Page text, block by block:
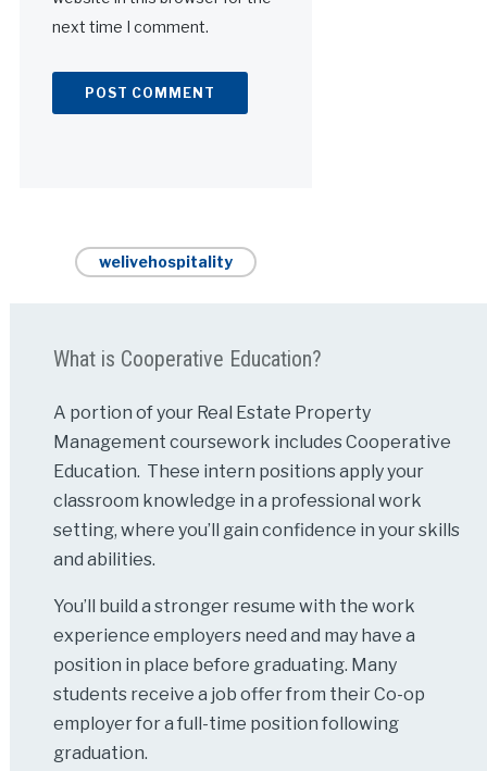
next time I comment.
welivehospitality
What is Cooperative Education?
A portion of your Real Estate Property
Management coursework includes Cooperative
Education. These intern positions apply your
classroom knowledge in a professional work
setting, where you’ll gain confidence in your skills
and abilities.
You’ll build a stronger resume with the work
experience employers need and may have a
position in place before graduating. Many
students receive a job offer from their Co-op
employer for a full-time position following
graduation.